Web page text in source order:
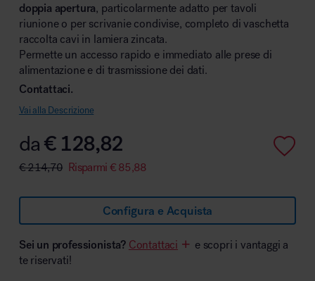
Area outdoor
Area hospitality
doppia apertura, particolarmente adatto per tavoli
riunione o per scrivanie condivise, completo di vaschetta
raccolta cavi in lamiera zincata.
Permette un accesso rapido e immediato alle prese di
alimentazione e di trasmissione dei dati.
Contattaci.
Vai alla Descrizione
da€128,82
€214,70 Risparmi €85,88
Configura e Acquista
Sei un professionista? Contattaci
e scopri i vantaggi a
te riservati!